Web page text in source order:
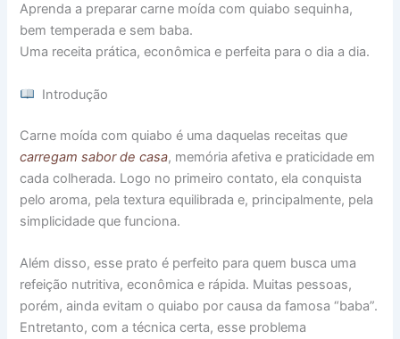
Aprenda a preparar carne moída com quiabo sequinha,
bem temperada e sem baba.
Uma receita prática, econômica e perfeita para o dia a dia.
Introdução
Carne moída com quiabo é uma daquelas receitas que
carregam sabor de casa, memória afetiva e praticidade em
cada colherada. Logo no primeiro contato, ela conquista
pelo aroma, pela textura equilibrada e, principalmente, pela
simplicidade que funciona.
Além disso, esse prato é perfeito para quem busca uma
refeição nutritiva, econômica e rápida. Muitas pessoas,
porém, ainda evitam o quiabo por causa da famosa “baba”.
Entretanto, com a técnica certa, esse problema